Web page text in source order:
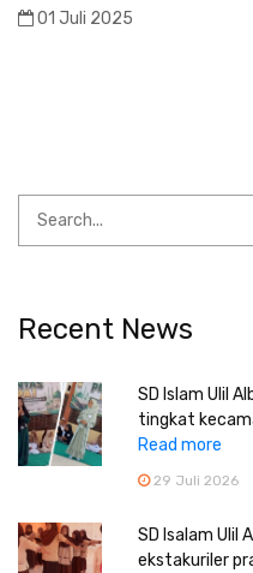
01 Juli 2025
Recent News
SD Islam Ulil
tingkat
Read more
29 Juli 2026
SD Isalam Ulil
ekstakuriler